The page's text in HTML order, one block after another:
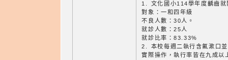
1. 文化國小114學年度齲齒就
對象：一和四年級
不良人數：30人。
就診人數：25人
就診比率：83.33%
2. 本校每週二執行含氟漱口
實際操作，執行率皆在九成以